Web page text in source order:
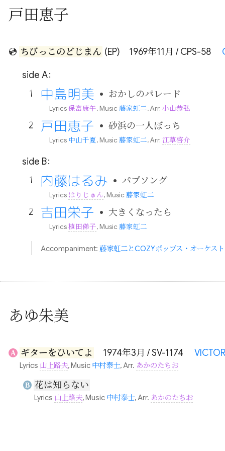
戸田恵子
💿 ちびっこのどじまん (EP) 1969年11月 / CPS-58
side A：
中島明美 • おかしのパレード
Lyrics保富康午, Music 藤家虹二, Arr. 小山恭弘
戸田恵子 • 砂浜の一人ぼっち
Lyrics 中山千夏, Music 藤家虹二, Arr. 江草啓介
side B：
内藤はるみ • パプソング
Lyrics はりじゅん, Music 藤家虹二
吉田栄子 • 大きくなったら
Lyrics植田俤子, Music 藤家虹二
Accompaniment: 藤家虹二とCOZYポップス・オーケス
あゆ朱美
A ギターをひいてよ 1974年3月 / SV-1174 VICTOR
Lyrics 山上路夫, Music 中村泰士, Arr. あかのたちお
B 花は知らない
Lyrics 山上路夫, Music 中村泰士, Arr. あかのたちお